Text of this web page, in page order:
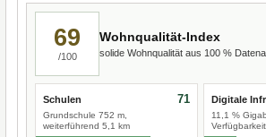
69
/100
Wohnqualität-Index
solide Wohnqualität aus 100 %
Schulen
Grundschule 752 m,
weiterführend 5,1 km
71 Digitale
11,1 %
Verfügbarkeit